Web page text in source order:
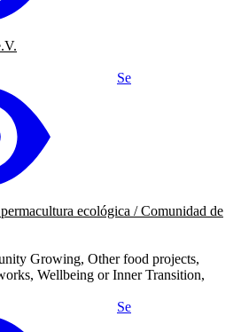
Se
ecológica / Comunidad de
Growing, Other food projects,
Wellbeing or Inner Transition,
Se